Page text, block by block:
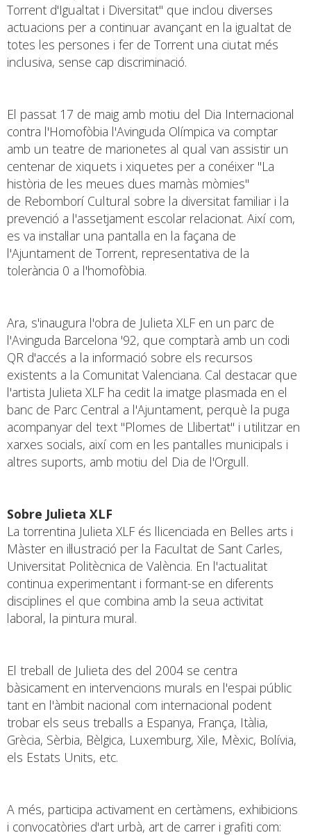
Torrent d'Igualtat i Diversitat" que inclou diverses
actuacions per a continuar avançant en la igualtat de
totes les persones i fer de Torrent una ciutat més
inclusiva, sense cap discriminació.
El passat 17 de maig amb motiu del Dia Internacional
contra l'Homofòbia l'Avinguda Olímpica va comptar
amb un teatre de marionetes al qual van assistir un
centenar de xiquets i xiquetes per a conéixer "La
història de les meues dues mamàs mòmies"
de Rebomborí Cultural sobre la diversitat familiar i la
prevenció a l'assetjament escolar relacionat. Així com,
es va instal·lar una pantalla en la façana de
l'Ajuntament de Torrent, representativa de la
tolerància 0 a l'homofòbia.
Ara, s'inaugura l'obra de Julieta XLF en un parc de
l'Avinguda Barcelona '92, que comptarà amb un codi
QR d'accés a la informació sobre els recursos
existents a la Comunitat Valenciana. Cal destacar que
l'artista Julieta XLF ha cedit la imatge plasmada en el
banc de Parc Central a l'Ajuntament, perquè la puga
acompanyar del text "Plomes de Llibertat" i utilitzar en
xarxes socials, així com en les pantalles municipals i
altres suports, amb motiu del Dia de l'Orgull.
Sobre Julieta XLF
La torrentina Julieta XLF és llicenciada en Belles arts i
Màster en il·lustració per la Facultat de Sant Carles,
Universitat Politècnica de València. En l'actualitat
continua experimentant i formant-se en diferents
disciplines el que combina amb la seua activitat
laboral, la pintura mural.
El treball de Julieta des del 2004 se centra
bàsicament en intervencions murals en l'espai públic
tant en l'àmbit nacional com internacional podent
trobar els seus treballs a Espanya, França, Itàlia,
Grècia, Sèrbia, Bèlgica, Luxemburg, Xile, Mèxic, Bolívia,
els Estats Units, etc.
A més, participa activament en certàmens, exhibicions
i convocatòries d'art urbà, art de carrer i grafiti com: